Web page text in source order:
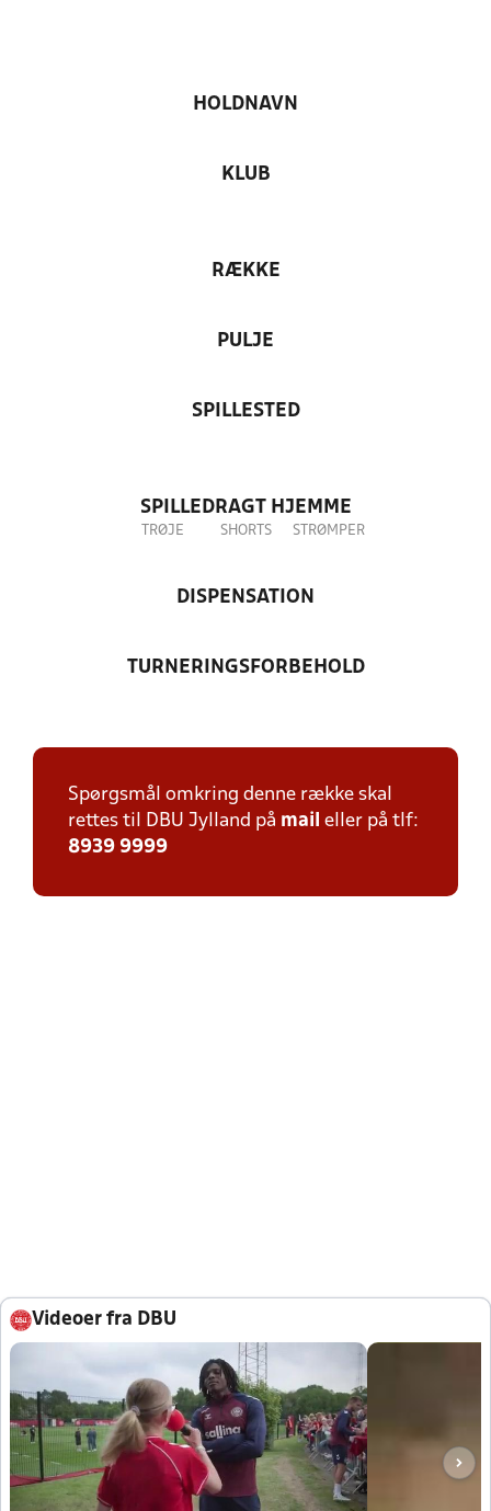
HOLDNAVN
KLUB
RÆKKE
PULJE
SPILLESTED
SPILLEDRAGT HJEMME
TRØJE SHORTS STRØMPER
DISPENSATION
TURNERINGSFORBEHOLD
Spørgsmål omkring denne række skal
rettes til DBU Jylland på mail eller på tlf:
8939 9999
Videoer fra DBU